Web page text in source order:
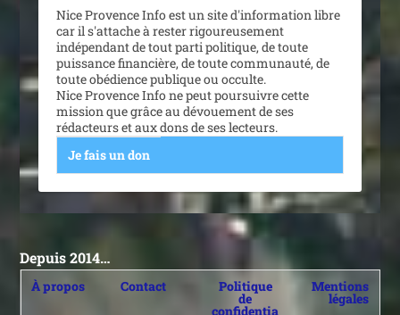
Nice Provence Info est un site d'information libre
car il s'attache à rester rigoureusement
indépendant de tout parti politique, de toute
puissance financière, de toute communauté, de
toute obédience publique ou occulte.
Nice Provence Info ne peut poursuivre cette
mission que grâce au dévouement de ses
rédacteurs et aux dons de ses lecteurs.
Je fais un don
Depuis 2014…
À propos Contact Politique
de
confidentia
Mentions
légales